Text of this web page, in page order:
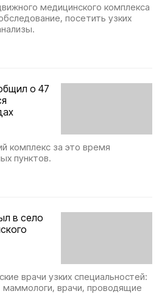
медицинского комплекса
посетить узких
о 47
комплекс за это время
пунктов.
в село
врачи узких специальностей:
маммологи, врачи, проводящие